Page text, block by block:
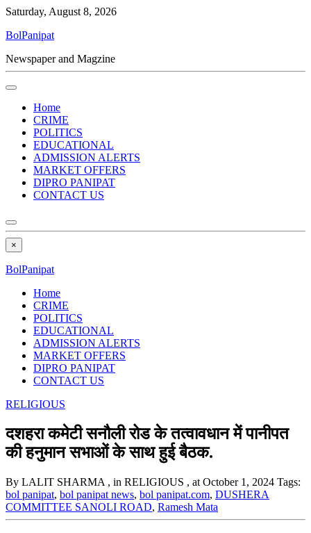
Saturday, August 8, 2026
BolPanipat
Newspaper and Magzine
Home
CRIME
POLITICS
EDUCATIONAL
ADMISSION ALERTS
MARKET OFFERS
DIPRO PANIPAT
CONTACT US
×
BolPanipat
Home
CRIME
POLITICS
EDUCATIONAL
ADMISSION ALERTS
MARKET OFFERS
DIPRO PANIPAT
CONTACT US
RELIGIOUS
दशहरा कमेटी सनौली रोड के तत्वावधान में पानीपत
की हनुमान सभाओं के साथ हुई बैठक.
By LALIT SHARMA , in RELIGIOUS , at October 1, 2024 Tags:
bol panipat, bol panipat news, bol panipat.com, DUSHERA
COMMITTEE SANOLI ROAD, Ramesh Mata